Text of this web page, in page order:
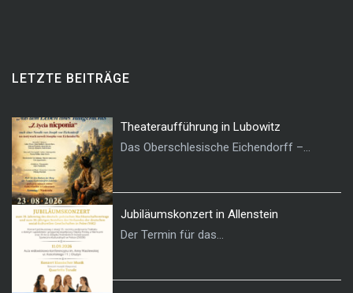
LETZTE BEITRÄGE
Theateraufführung in Lubowitz
Das Oberschlesische Eichendorff –...
Jubiläumskonzert in Allenstein
Der Termin für das...